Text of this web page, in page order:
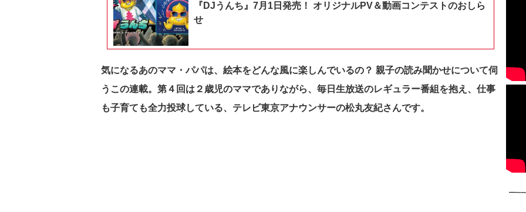
『DJうんち』7月1日発売！ オリジナルPV＆動画コンテストのおしら
せ
気になるあのママ・パパは、絵本をどんな風に楽しんでいるの？ 親子の読み聞かせについて伺
うこの連載。第４回は２歳児のママでありながら、毎日生放送のレギュラー番組を抱え、仕事
も子育ても全力投球している、テレビ東京アナウンサーの松丸友紀さんです。